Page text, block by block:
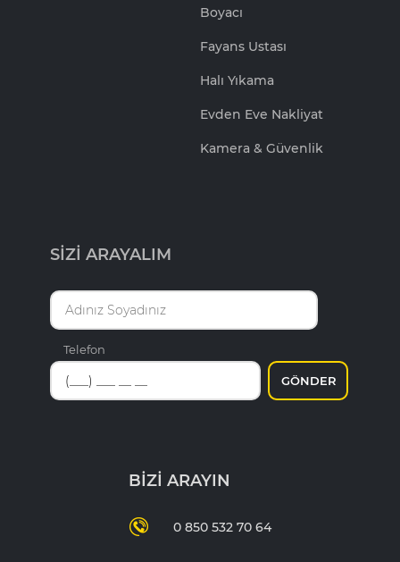
Boyacı
Fayans Ustası
Halı Yıkama
Evden Eve Nakliyat
Kamera & Güvenlik
SİZİ ARAYALIM
Telefon
GÖNDER
BİZİ ARAYIN
0 850 532 70 64